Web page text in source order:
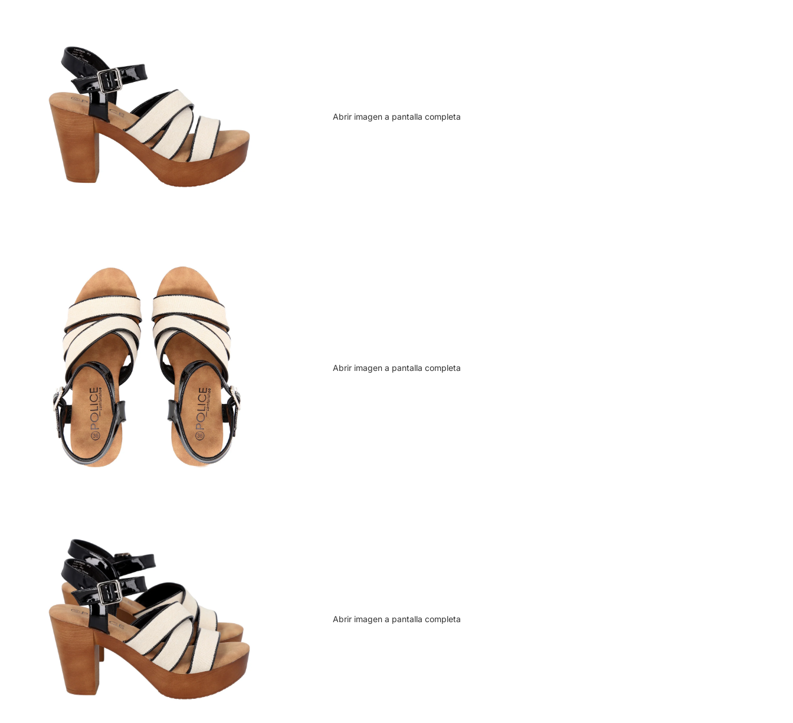
Abrir imagen a pantalla completa
Abrir imagen a pantalla completa
Abrir imagen a pantalla completa